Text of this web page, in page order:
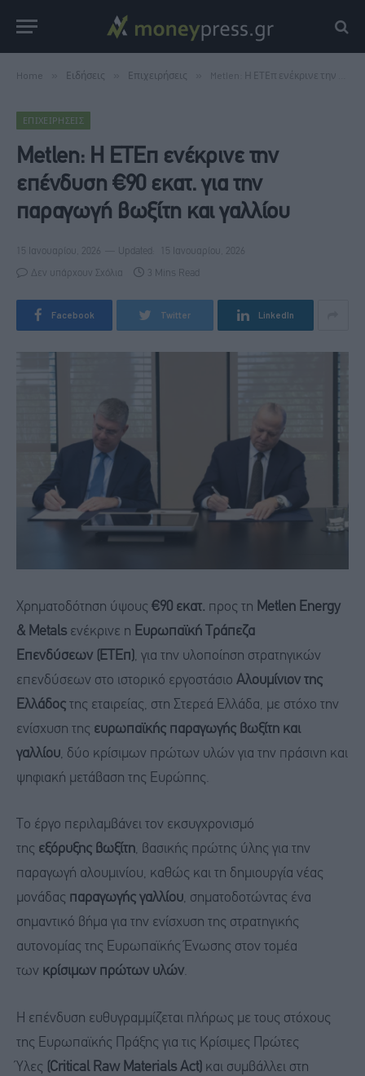
Home Ειδήσεις Επιχειρήσεις Metlen: Η ΕΤΕπ ενέκρινε την επένδυση €90 εκατ. για την παραγωγή βωξίτη και γαλλίου
ΕΠΙΧΕΙΡΉΣΕΙΣ
Metlen: Η ΕΤΕπ ενέκρινε την
επένδυση €90 εκατ. για την
παραγωγή βωξίτη και γαλλίου
15 Ιανουαρίου, 2026 Updated: 15 Ιανουαρίου, 2026
Δεν υπάρχουν Σχόλια 3 Mins Read
Facebook Twitter LinkedIn
Χρηματοδότηση ύψους €90 εκατ. προς τη Metlen Energy
& Metals ενέκρινε η Ευρωπαϊκή Τράπεζα
Επενδύσεων
(ΕΤΕπ) , για την υλοποίηση στρατηγικών
επενδύσεων στο ιστορικό εργοστάσιο Αλουμίνιον της
Ελλάδος της εταιρείας, στη Στερεά Ελλάδα, με στόχο την
ενίσχυση της ευρωπαϊκής παραγωγής βωξίτη και
γαλλίου, δύο κρίσιμων πρώτων υλών για την πράσινη και
ψηφιακή μετάβαση της Ευρώπης.
Το έργο περιλαμβάνει τον εκσυγχρονισμό
της εξόρυξης βωξίτη, βασικής πρώτης ύλης για την
παραγωγή αλουμινίου, καθώς και τη δημιουργία νέας
μονάδας παραγωγής γαλλίου, σηματοδοτώντας ένα
σημαντικό βήμα για την ενίσχυση της στρατηγικής
αυτονομίας της Ευρωπαϊκής Ένωσης στον τομέα
των κρίσιμων πρώτων υλών.
Η επένδυση ευθυγραμμίζεται πλήρως με τους στόχους
της Ευρωπαϊκής Πράξης για τις Κρίσιμες Πρώτες
Ύλες (Critical Raw Materials Act) και συμβάλλει στη